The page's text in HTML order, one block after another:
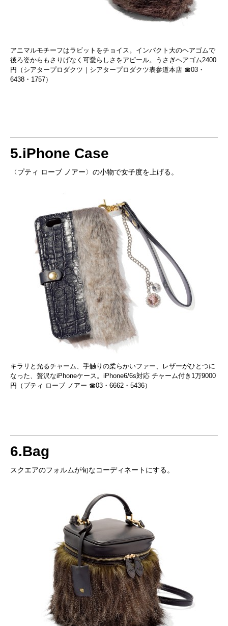
アニマルモチーフはラビットをチョイス。インパクト大のヘアゴムで
後ろ姿からもさりげなく可愛らしさをアピール。うさぎヘアゴム2400
円（シアタープロダクツ｜シアタープロダクツ表参道本店 ☎03・
6438・1757）
5.iPhone Case
〈プティ ローブ ノアー〉の小物で女子度を上げる。
キラリと光るチャーム、手触りの柔らかいファー、レザーがひとつに
なった、贅沢なiPhoneケース。iPhone6/6s対応 チャーム付き1万9000
円（プティ ローブ ノアー ☎03・6662・5436）
6.Bag
スクエアのフォルムが旬なコーディネートにする。